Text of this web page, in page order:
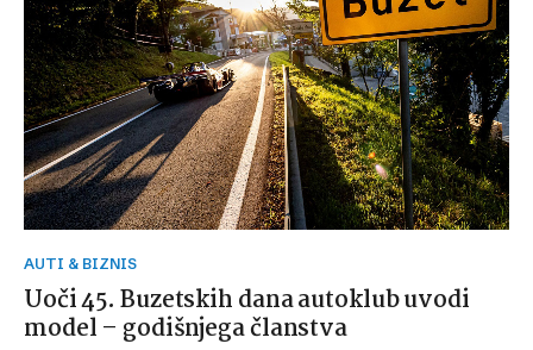
AUTI & BIZNIS
Uoči 45. Buzetskih dana autoklub uvodi
model – godišnjega članstva